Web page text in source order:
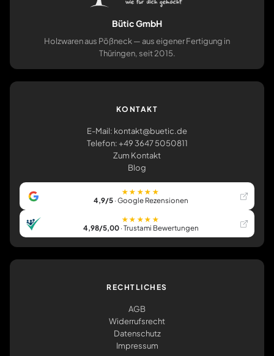
Bütic GmbH
Holzwaren aus Pößneck — aus eigener Fertigung in
Thüringen, seit 2015.
KONTAKT
E-Mail: kontakt@buetic.de
Telefon: +49 3647 5050811
Zum Kontakt
Blog
★★★★★
4,9/5· Google Rezensionen
★★★★★
4,98/5,00· Trustami Bewertungen
RECHTLICHES
AGB
Widerrufsrecht
Datenschutz
Impressum